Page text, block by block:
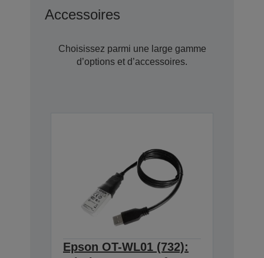
Accessoires
Choisissez parmi une large gamme
d’options et d’accessoires.
Epson OT-WL01 (732):